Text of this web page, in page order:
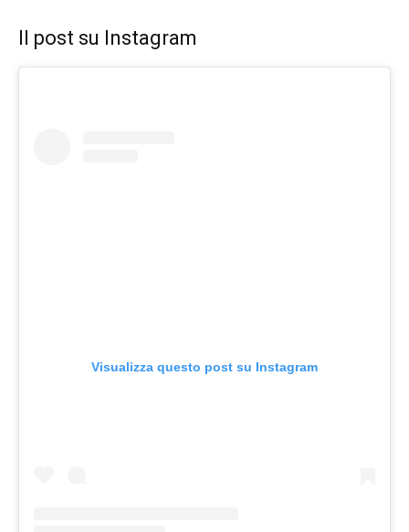
Il post su Instagram
Visualizza questo post su Instagram